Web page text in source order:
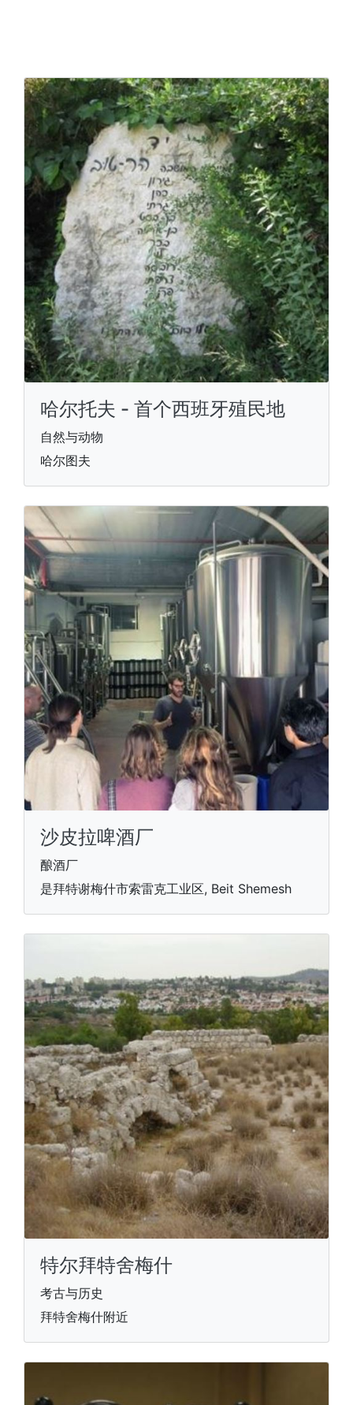
哈尔托夫 - 首个西班牙殖民地
自然与动物
哈尔图夫
沙皮拉啤酒厂
酿酒厂
是拜特谢梅什市索雷克工业区, Beit Shemesh
特尔拜特舍梅什
考古与历史
拜特舍梅什附近